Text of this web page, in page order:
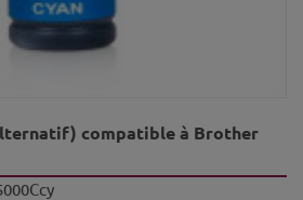
compatible à Brother